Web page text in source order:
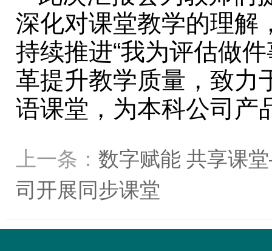
深化对课堂教学的理解
持续推进“我为评估做
革提升教学质量，致力
语课堂，为本科公司产
上一条： 数字赋能 共享课
司开展同步课堂